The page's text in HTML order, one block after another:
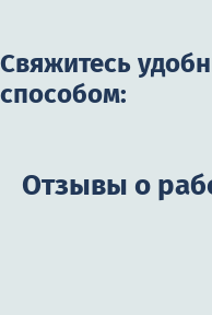
Свяжитесь
способом:
Отзывы о